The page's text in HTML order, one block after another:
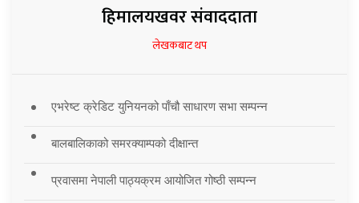
हिमालयखवर संवाददाता
लेखकबाट थप
एभरेष्ट क्रेडिट युनियनको पाँचौ साधारण सभा सम्पन्न
बालबालिकाको समरक्याम्पको दीक्षान्त
प्रवासमा नेपाली पाठ्यक्रम आयोजित गोष्ठी सम्पन्न